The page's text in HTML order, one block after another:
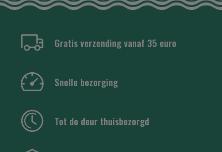
Gratis verzending vanaf 35 euro
Snelle bezorging
Tot de deur thuisbezorgd